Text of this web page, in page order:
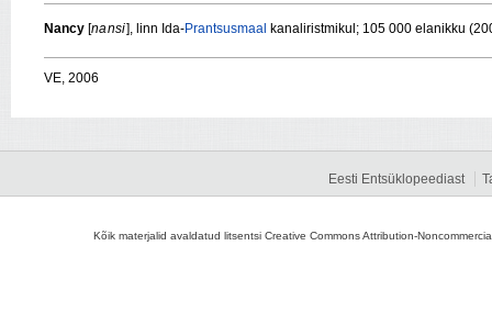
Nancy [na nsi], linn Ida-Prantsusmaal kanaliristmikul; 105 000 elanikku
VE, 2006
Eesti Entsüklopeediast
Kõik materjalid avaldatud litsentsi Creative Commons Attribution-